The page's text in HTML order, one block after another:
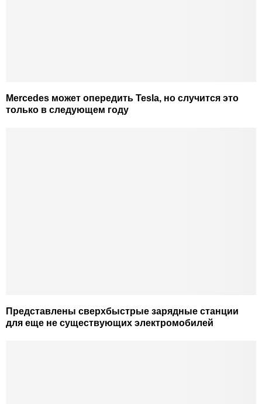
Mercedes может опередить Tesla, но случится это
только в следующем году
Представлены сверхбыстрые зарядные станции
для еще не существующих электромобилей